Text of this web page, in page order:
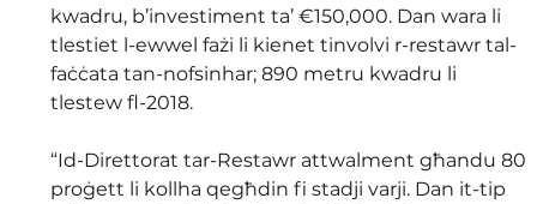
kwadru, b’investiment ta’ €150,000. Dan wara li
tlestiet l-ewwel fażi li kienet tinvolvi r-restawr tal-
faċċata tan-nofsinhar; 890 metru kwadru li
tlestew fl-2018.
“Id-Direttorat tar-Restawr attwalment għandu 80
proġett li kollha qegħdin fi stadji varji. Dan it-tip